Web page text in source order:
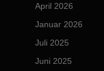
April 2026
Januar 2026
Juli 2025
Juni 2025